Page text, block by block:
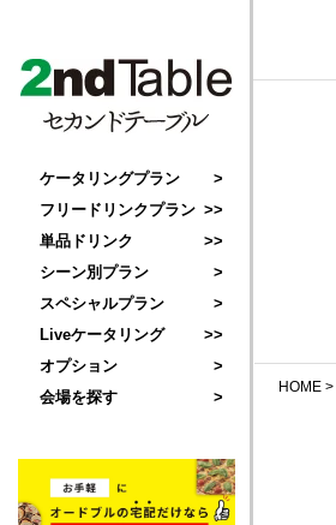
ケータリングプラン
フリードリンクプラン
単品ドリンク
シーン別プラン
スペシャルプラン
Liveケータリング
オプション
会場を探す
HOME >